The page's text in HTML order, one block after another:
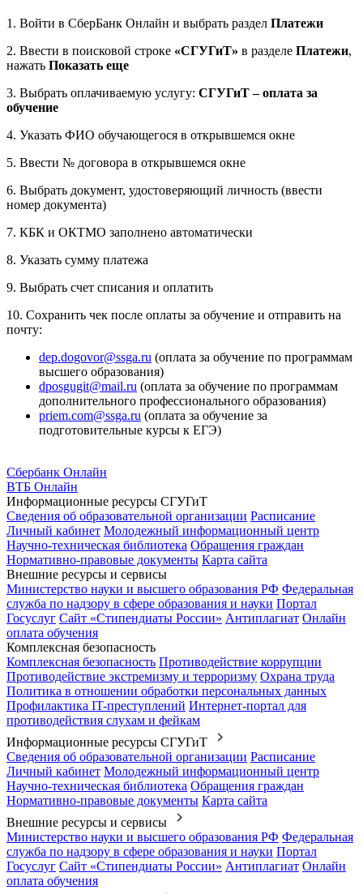
1. Войти в СберБанк Онлайн и выбрать раздел Платежи
2. Ввести в поисковой строке «СГУГиТ» в разделе Платежи,
нажать Показать еще
3. Выбрать оплачиваемую услугу: СГУГиТ – оплата за
обучение
4. Указать ФИО обучающегося в открывшемся окне
5. Ввести № договора в открывшемся окне
6. Выбрать документ, удостоверяющий личность (ввести
номер документа)
7. КБК и ОКТМО заполнено автоматически
8. Указать сумму платежа
9. Выбрать счет списания и оплатить
10. Сохранить чек после оплаты за обучение и отправить на
почту:
dep.dogovor@ssga.ru (оплата за обучение по программам
высшего образования)
dposgugit@mail.ru (оплата за обучение по программам
дополнительного профессионального образования)
priem.com@ssga.ru (оплата за обучение за
подготовительные курсы к ЕГЭ)
Сбербанк Онлайн
ВТБ Онлайн
Информационные ресурсы СГУГиТ
Сведения об образовательной организации Расписание
Личный кабинет Молодежный информационный центр
Научно-техническая библиотека Обращения граждан
Нормативно-правовые документы Карта сайта
Внешние ресурсы и сервисы
Министерство науки и высшего образования РФ Федеральная
служба по надзору в сфере образования и науки Портал
Госуслуг Сайт «Стипендиаты России» Антиплагиат Онлайн
оплата обучения
Комплексная безопасность
Комплексная безопасность Противодействие коррупции
Противодействие экстремизму и терроризму Охрана труда
Политика в отношении обработки персональных данных
Профилактика IT-преступлений Интернет-портал для
противодействия слухам и фейкам
Информационные ресурсы СГУГиТ
Сведения об образовательной организации Расписание
Личный кабинет Молодежный информационный центр
Научно-техническая библиотека Обращения граждан
Нормативно-правовые документы Карта сайта
Внешние ресурсы и сервисы
Министерство науки и высшего образования РФ Федеральная
служба по надзору в сфере образования и науки Портал
Госуслуг Сайт «Стипендиаты России» Антиплагиат Онлайн
оплата обучения